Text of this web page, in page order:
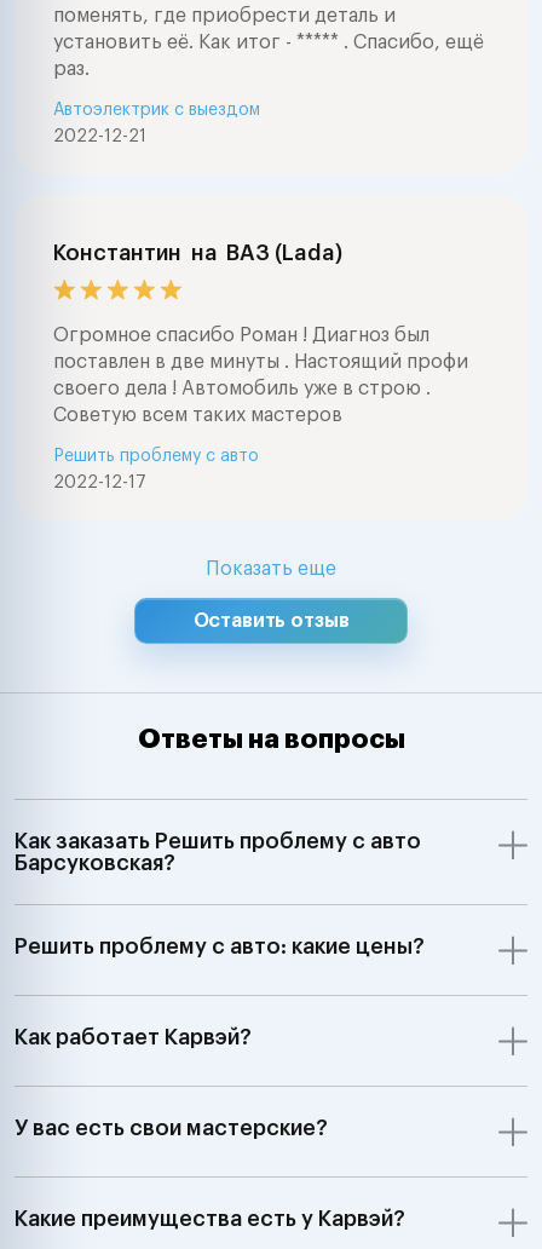
поменять, где приобрести деталь и
установить её. Как итог - ***** . Спасибо, ещё
раз.
2022-12-21
Автоэлектрик с выездом
Константин на ВАЗ (Lada)
Огромное спасибо Роман ! Диагноз был
поставлен в две минуты . Настоящий профи
своего дела ! Автомобиль уже в строю .
Советую всем таких мастеров
2022-12-17
Решить проблему с авто
Показать еще
Оставить отзыв
Ответы на вопросы
Как заказать Решить проблему с авто
Барсуковская?
Решить проблему с авто: какие цены?
Как работает Карвэй?
У вас есть свои мастерские?
Какие преимущества есть у Карвэй?